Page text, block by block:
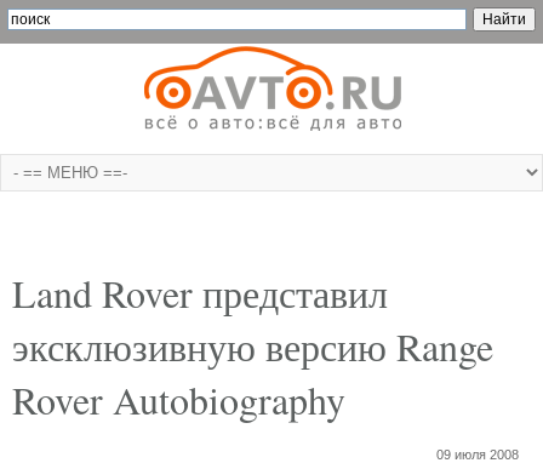
Land Rover представил
эксклюзивную версию Range
Rover Autobiography
09 июля 2008